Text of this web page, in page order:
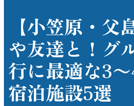
【小笠原・父
や友達と！グ
行に最適な3
宿泊施設5選